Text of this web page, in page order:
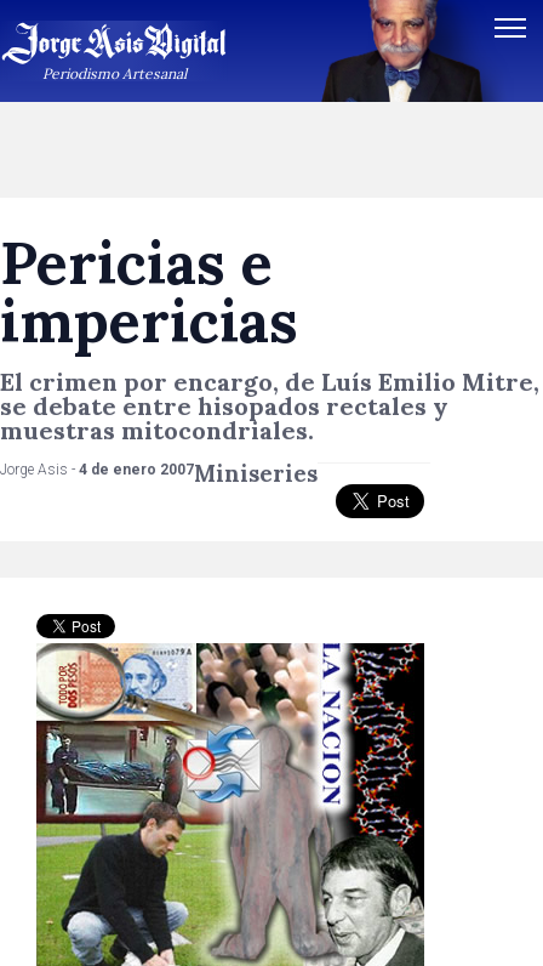
Periodismo Artesanal
Pericias e
impericias
El crimen por encargo, de Luís Emilio Mitre,
se debate entre hisopados rectales y
muestras mitocondriales.
Jorge Asis - 4 de enero 2007Miniseries